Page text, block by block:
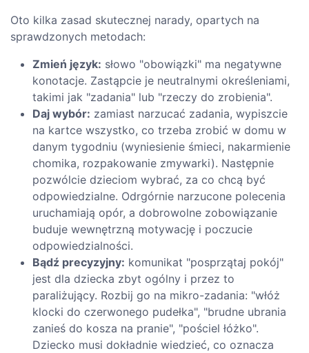
Oto kilka zasad skutecznej narady, opartych na
sprawdzonych metodach:
Zmień język: słowo "obowiązki" ma negatywne
konotacje. Zastąpcie je neutralnymi określeniami,
takimi jak "zadania" lub "rzeczy do zrobienia".
Daj wybór: zamiast narzucać zadania, wypiszcie
na kartce wszystko, co trzeba zrobić w domu w
danym tygodniu (wyniesienie śmieci, nakarmienie
chomika, rozpakowanie zmywarki). Następnie
pozwólcie dzieciom wybrać, za co chcą być
odpowiedzialne. Odrgórnie narzucone polecenia
uruchamiają opór, a dobrowolne zobowiązanie
buduje wewnętrzną motywację i poczucie
odpowiedzialności.
Bądź precyzyjny: komunikat "posprzątaj pokój"
jest dla dziecka zbyt ogólny i przez to
paraliżujący. Rozbij go na mikro-zadania: "włóż
klocki do czerwonego pudełka", "brudne ubrania
zanieś do kosza na pranie", "pościel łóżko".
Dziecko musi dokładnie wiedzieć, co oznacza